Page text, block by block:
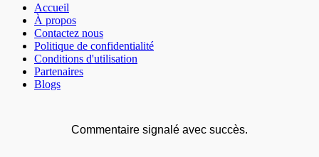
Accueil
À propos
Contactez nous
Politique de confidentialité
Conditions d'utilisation
Partenaires
Blogs
Commentaire signalé avec succès.